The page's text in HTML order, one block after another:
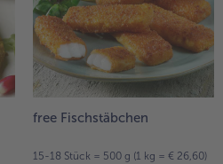
free Fischstäbchen
15-18 Stück = 500 g (1 kg = € 26,60)